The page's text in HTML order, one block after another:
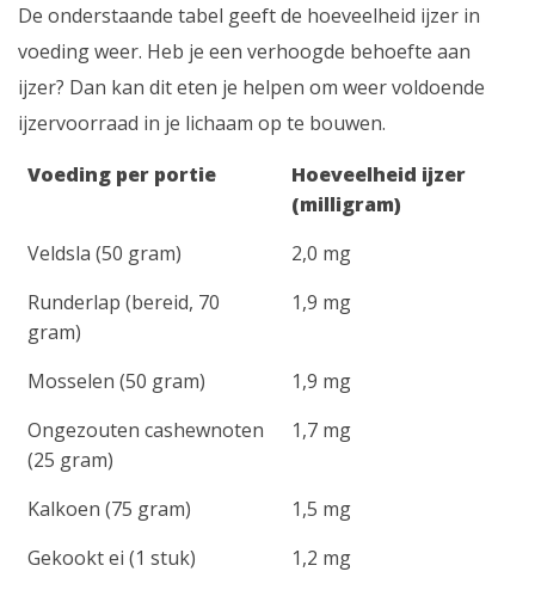
De onderstaande tabel geeft de hoeveelheid ijzer in
voeding weer. Heb je een verhoogde behoefte aan
ijzer? Dan kan dit eten je helpen om weer voldoende
ijzervoorraad in je lichaam op te bouwen.
Voeding per portie
Hoeveelheid ijzer
(milligram)
Veldsla (50 gram)
2,0 mg
Runderlap (bereid, 70
gram)
1,9 mg
Mosselen (50 gram)
1,9 mg
Ongezouten cashewnoten
(25 gram)
1,7 mg
Kalkoen (75 gram)
1,5 mg
Gekookt ei (1 stuk)
1,2 mg